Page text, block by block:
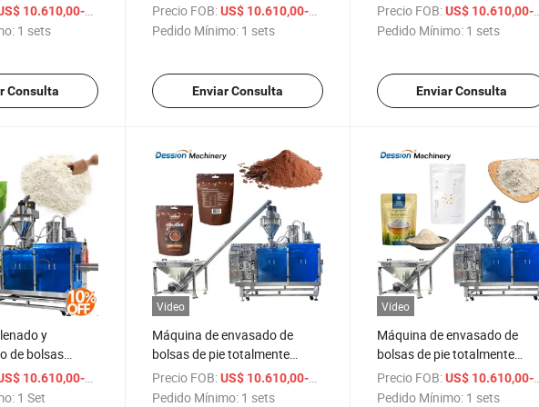
de
tipo
de pie
10.610,00-16.610,00
/ sets
1 sets
Consulta
automática, máquina de
envasado de bolsas doypack
envasado de bolsas de pie
para polvo
Precio FOB: US$ 10.610,00-16.610,00
/ sets
Pedido Mínimo: 1 sets
Enviar Consulta
inoxidable para polvo de curry,
polvo de péptidos, polvo de
Precio FOB: US$ 10.610,00-16.610,00
Pedido Mínimo: 1 sets
Enviar Consulta
y
de bolsas
de maíz
alta precisión,
10.610,00-16.610,00
/ Set
1 Set
Vídeo
Máquina de envasado de
bolsas de pie totalmente
automática, máquina de
envasado de bolsas Doypack
Precio FOB: US$ 10.610,00-16.610,00
/ sets
Pedido Mínimo: 1 sets
Vídeo
Máquina de envasado de
bolsas de pie totalmente
automática, máquina de
envasado de bolsas tipo
Precio FOB: US$ 10.610,00-16.610,00
Pedido Mínimo: 1 sets